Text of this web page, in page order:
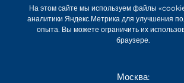
Москва:
На этом сайте мы используем файлы
аналитики Яндекс.Метрика для улучшения
опыта. Вы можете ограничить их
браузере.